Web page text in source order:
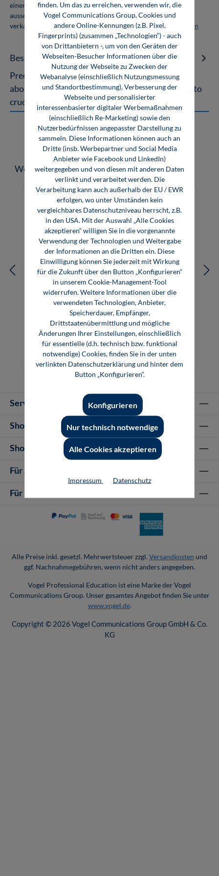
einer Abnahmemenge von 10 Exemplaren. Die Bücher dürfen
ausschließlich für den Eigenbedarf genutzt und nicht weiter
verkauft werden. Weitere Informationen unterFirmenlizenzen
Beschreibung
Precious Materials Handbook A specialised book
about the contribution of metal-based materials to
crucial applications in li… Mehr
Produktgalerie überspringen
Weitere Medien zum Thema
Smart Materials
129,80 €*
Buch
129,80 €*
E-Book (PDF)
Service-Hotline
Shop Informationen
Shop-Service
Für Autor-/innen
Für Unternehmen
Alle Preise inkl. gesetzl. Mehrwertsteuer zzgl. Versandkosten und
ggf. Nachnahmegebühren, wenn nicht anders angegeben.
Vogel Professional Education ist eine Marke der Vogel
Communications Group. Unser gesamtes Angebot finden Sie unter
www.vogel.de.
Copyright © 2026 Vogel Communications Group GmbH & Co.
KG
finden. Um das zu erreichen, verwenden wir, die
Vogel Communications Group, Cookies und
andere Online-Kennungen (z.B. Pixel,
Fingerprints) (zusammen „Technologien“) - auch
von Drittanbietern -, um von den Geräten der
Webseiten-Besucher Informationen über die
Nutzung der Webseite zu Zwecken der
Webanalyse (einschließlich Nutzungsmessung
und Standortbestimmung), Verbesserung der
Webseite und personalisierter
interessenbasierter digitaler Werbemaßnahmen
(einschließlich Re-Marketing) sowie den
Nutzerbedürfnissen angepasster Darstellung zu
sammeln. Diese Informationen können auch an
Dritte (insb. Werbepartner und Social Media
Anbieter wie Facebook und LinkedIn)
weitergegeben und von diesen mit anderen Daten
verlinkt und verarbeitet werden. Die
Verarbeitung kann auch außerhalb der EU / EWR
erfolgen, wo unter Umständen kein
vergleichbares Datenschutzniveau herrscht, z.B.
in den USA. Mit der Auswahl „Alle Cookies
akzeptieren“ willigen Sie in die vorgenannte
Verwendung der Technologien und Weitergabe
der Informationen an die Dritten ein. Diese
Einwilligung können Sie jederzeit mit Wirkung
für die Zukunft über den Button „Konfigurieren“
in unserem Cookie-Management-Tool
widerrufen. Weitere Informationen über die
verwendeten Technologien, Anbieter,
Speicherdauer, Empfänger,
Drittstaatenübermittlung und mögliche
Änderungen Ihrer Einstellungen, einschließlich
für essentielle (d.h. technisch bzw. funktional
notwendige) Cookies, finden Sie in der unten
verlinkten Datenschutzerklärung und hinter dem
Button „Konfigurieren“.
Nur technisch notwendige
Konfigurieren
Alle Cookies akzeptieren
Impressum Datenschutz